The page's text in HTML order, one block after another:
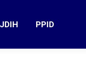
JDIH PPID